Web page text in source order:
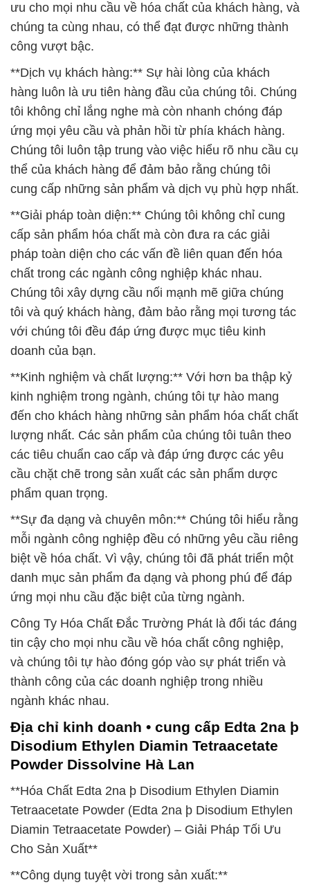
ưu cho mọi nhu cầu về hóa chất của khách hàng, và
chúng ta cùng nhau, có thể đạt được những thành
công vượt bậc.
**Dịch vụ khách hàng:** Sự hài lòng của khách
hàng luôn là ưu tiên hàng đầu của chúng tôi. Chúng
tôi không chỉ lắng nghe mà còn nhanh chóng đáp
ứng mọi yêu cầu và phản hồi từ phía khách hàng.
Chúng tôi luôn tập trung vào việc hiểu rõ nhu cầu cụ
thể của khách hàng để đảm bảo rằng chúng tôi
cung cấp những sản phẩm và dịch vụ phù hợp nhất.
**Giải pháp toàn diện:** Chúng tôi không chỉ cung
cấp sản phẩm hóa chất mà còn đưa ra các giải
pháp toàn diện cho các vấn đề liên quan đến hóa
chất trong các ngành công nghiệp khác nhau.
Chúng tôi xây dựng cầu nối mạnh mẽ giữa chúng
tôi và quý khách hàng, đảm bảo rằng mọi tương tác
với chúng tôi đều đáp ứng được mục tiêu kinh
doanh của bạn.
**Kinh nghiệm và chất lượng:** Với hơn ba thập kỷ
kinh nghiệm trong ngành, chúng tôi tự hào mang
đến cho khách hàng những sản phẩm hóa chất chất
lượng nhất. Các sản phẩm của chúng tôi tuân theo
các tiêu chuẩn cao cấp và đáp ứng được các yêu
cầu chặt chẽ trong sản xuất các sản phẩm dược
phẩm quan trọng.
**Sự đa dạng và chuyên môn:** Chúng tôi hiểu rằng
mỗi ngành công nghiệp đều có những yêu cầu riêng
biệt về hóa chất. Vì vậy, chúng tôi đã phát triển một
danh mục sản phẩm đa dạng và phong phú để đáp
ứng mọi nhu cầu đặc biệt của từng ngành.
Công Ty Hóa Chất Đắc Trường Phát là đối tác đáng
tin cậy cho mọi nhu cầu về hóa chất công nghiệp,
và chúng tôi tự hào đóng góp vào sự phát triển và
thành công của các doanh nghiệp trong nhiều
ngành khác nhau.
Địa chỉ kinh doanh • cung cấp Edta 2na þ
Disodium Ethylen Diamin Tetraacetate
Powder Dissolvine Hà Lan
**Hóa Chất Edta 2na þ Disodium Ethylen Diamin
Tetraacetate Powder (Edta 2na þ Disodium Ethylen
Diamin Tetraacetate Powder) – Giải Pháp Tối Ưu
Cho Sản Xuất**
**Công dụng tuyệt vời trong sản xuất:**